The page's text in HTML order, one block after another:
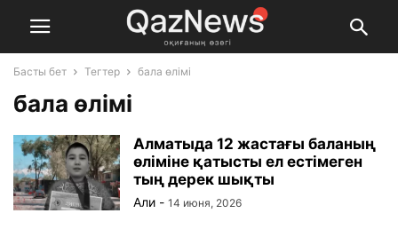
Басты бет Тегтер бала өлімі
бала өлімі
Алматыда 12 жастағы баланың
өліміне қатысты ел естімеген
тың дерек шықты
Али - 14 июня, 2026